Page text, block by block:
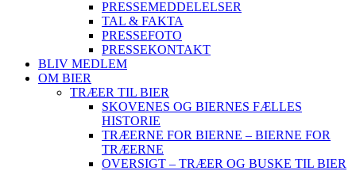
PRESSEMEDDELELSER
TAL & FAKTA
PRESSEFOTO
PRESSEKONTAKT
BLIV MEDLEM
OM BIER
TRÆER TIL BIER
SKOVENES OG BIERNES FÆLLES
HISTORIE
TRÆERNE FOR BIERNE – BIERNE FOR
TRÆERNE
OVERSIGT – TRÆER OG BUSKE TIL BIER